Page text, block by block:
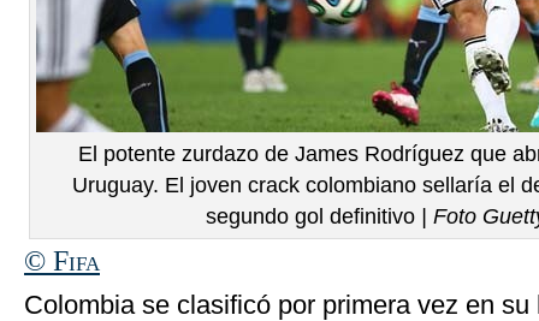
El potente zurdazo de James Rodríguez que
Uruguay. El joven crack colombiano sellaría el
segundo gol definitivo | Foto
© Fifa
Colombia se clasificó por primera vez en